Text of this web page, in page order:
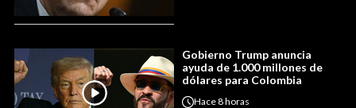
Gobierno Trump anuncia
ayuda de 1.000 millones de
dólares para Colombia
Hace8 horas